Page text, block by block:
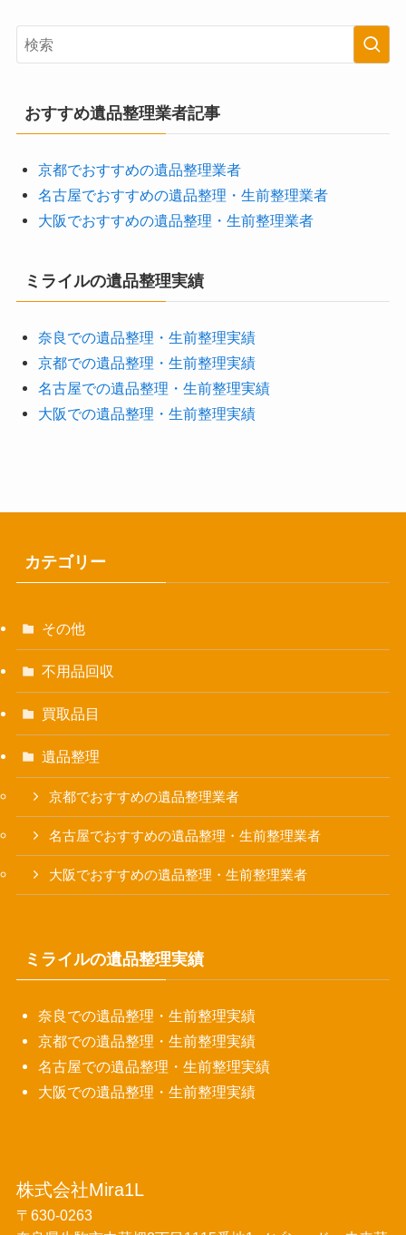
おすすめ遺品整理業者記事
京都でおすすめの遺品整理業者
名古屋でおすすめの遺品整理・生前整理業者
大阪でおすすめの遺品整理・生前整理業者
ミライルの遺品整理実績
奈良での遺品整理・生前整理実績
京都での遺品整理・生前整理実績
名古屋での遺品整理・生前整理実績
大阪での遺品整理・生前整理実績
カテゴリー
その他
不用品回収
買取品目
遺品整理
京都でおすすめの遺品整理業者
名古屋でおすすめの遺品整理・生前整理業者
大阪でおすすめの遺品整理・生前整理業者
ミライルの遺品整理実績
奈良での遺品整理・生前整理実績
京都での遺品整理・生前整理実績
名古屋での遺品整理・生前整理実績
大阪での遺品整理・生前整理実績
株式会社Mira1L
〒630-0263